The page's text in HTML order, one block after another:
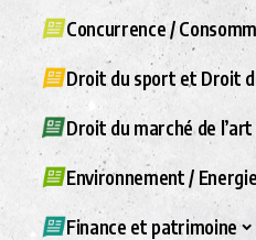
Concurrence /
Droit du sport et Droit
Droit du marché de l’art
Environnement / Energie
Finance et patrimoine